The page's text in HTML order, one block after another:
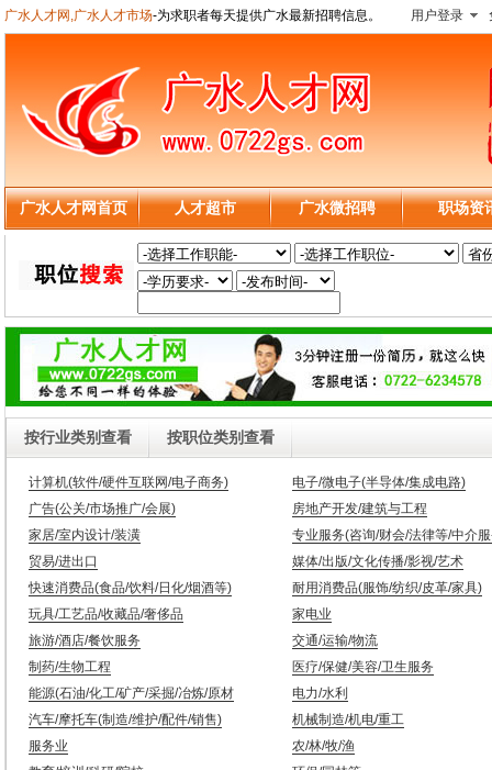
广水人才网,广水人才市场-为求职者每天提供广水最新招聘信息。 用户登录
广水人才网首页 人才超市 广水微招聘 职场资
按行业类别查看 按职位类别查看
计算机(软件/硬件互联网/电子商务)
电子/微电子(半导体/集成电路)
广告(公关/市场推广/会展)
房地产开发/建筑与工程
家居/室内设计/装潢
专业服务(咨询/财会/法律等/中介
贸易/进出口
媒体/出版/文化传播/影视/艺术
快速消费品(食品/饮料/日化/烟酒等)
耐用消费品(服饰/纺织/皮革/家具)
玩具/工艺品/收藏品/奢侈品
家电业
旅游/酒店/餐饮服务
交通/运输/物流
制药/生物工程
医疗/保健/美容/卫生服务
能源(石油/化工/矿产/采掘/冶炼/原材
电力/水利
汽车/摩托车(制造/维护/配件/销售)
机械制造/机电/重工
服务业
农/林/牧/渔